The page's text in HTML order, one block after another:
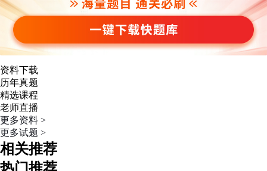
资料下载
历年真题
精选课程
老师直播
更多资料 >
更多试题 >
相关推荐
热门推荐